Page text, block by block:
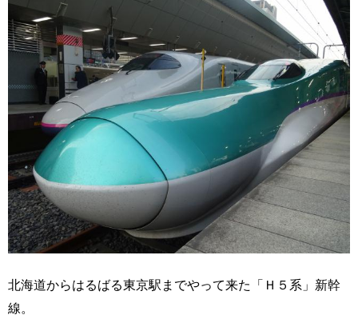
北海道からはるばる東京駅までやって来た「Ｈ５系」新幹
線。